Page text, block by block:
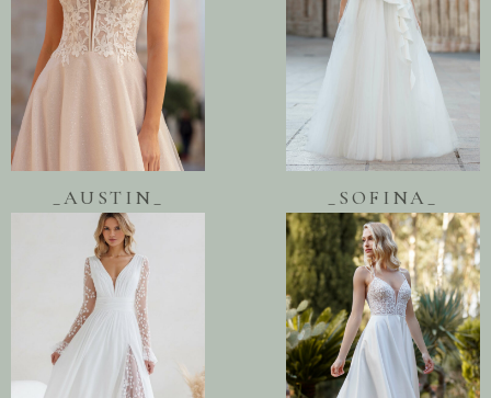
_AUSTIN_ _SOFINA_